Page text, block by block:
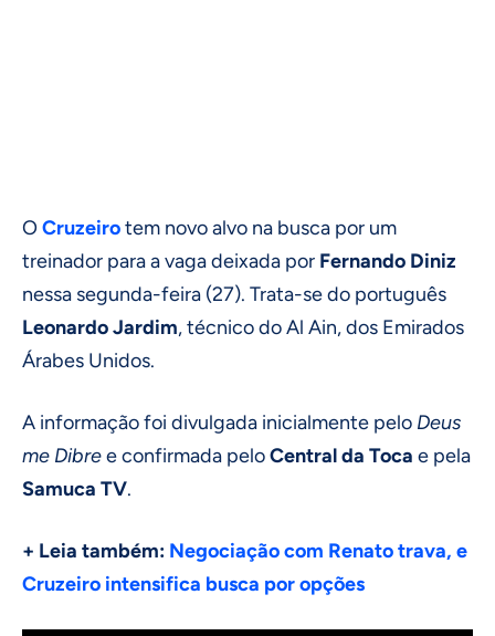
OCruzeirotem novo alvo na busca por um
treinador para a vaga deixada por Fernando Diniz
nessa segunda-feira (27). Trata-se do português
Leonardo Jardim, técnico do Al Ain, dos Emirados
Árabes Unidos.
A informação foi divulgada inicialmente pelo Deus
me Dibree confirmada peloCentral da Toca e pela
Samuca TV.
+ Leia também: Negociação com Renato trava, e
Cruzeiro intensifica busca por opções